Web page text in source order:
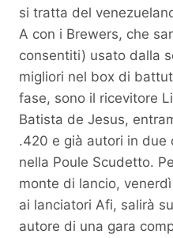
si tratta del
A con i Brewers, che
consentiti) usato dalla
migliori nel box di
fase, sono il ricevitore
Batista de Jesus,
.420 e già autori in due
nella Poule Scudetto.
monte di lancio,
ai lanciatori Afi, salirà
autore di una gara